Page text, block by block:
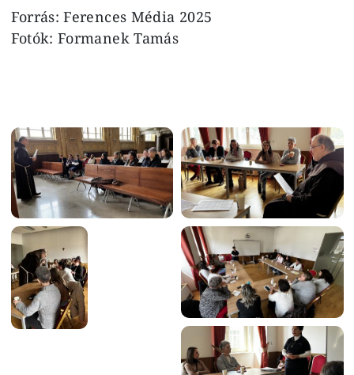
Forrás: Ferences Média 2025
Fotók: Formanek Tamás
Image Image
Image Image
Image